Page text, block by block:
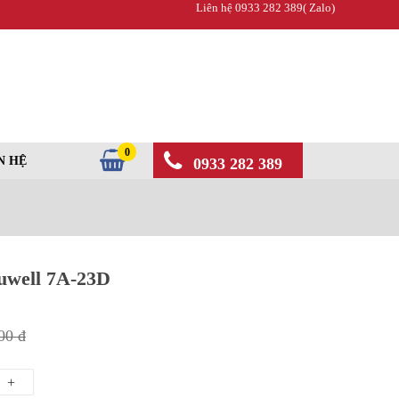
Liên hệ 0933 282 389( Zalo)
HỆ
0
0933 282 389
7A-23D
đ
+